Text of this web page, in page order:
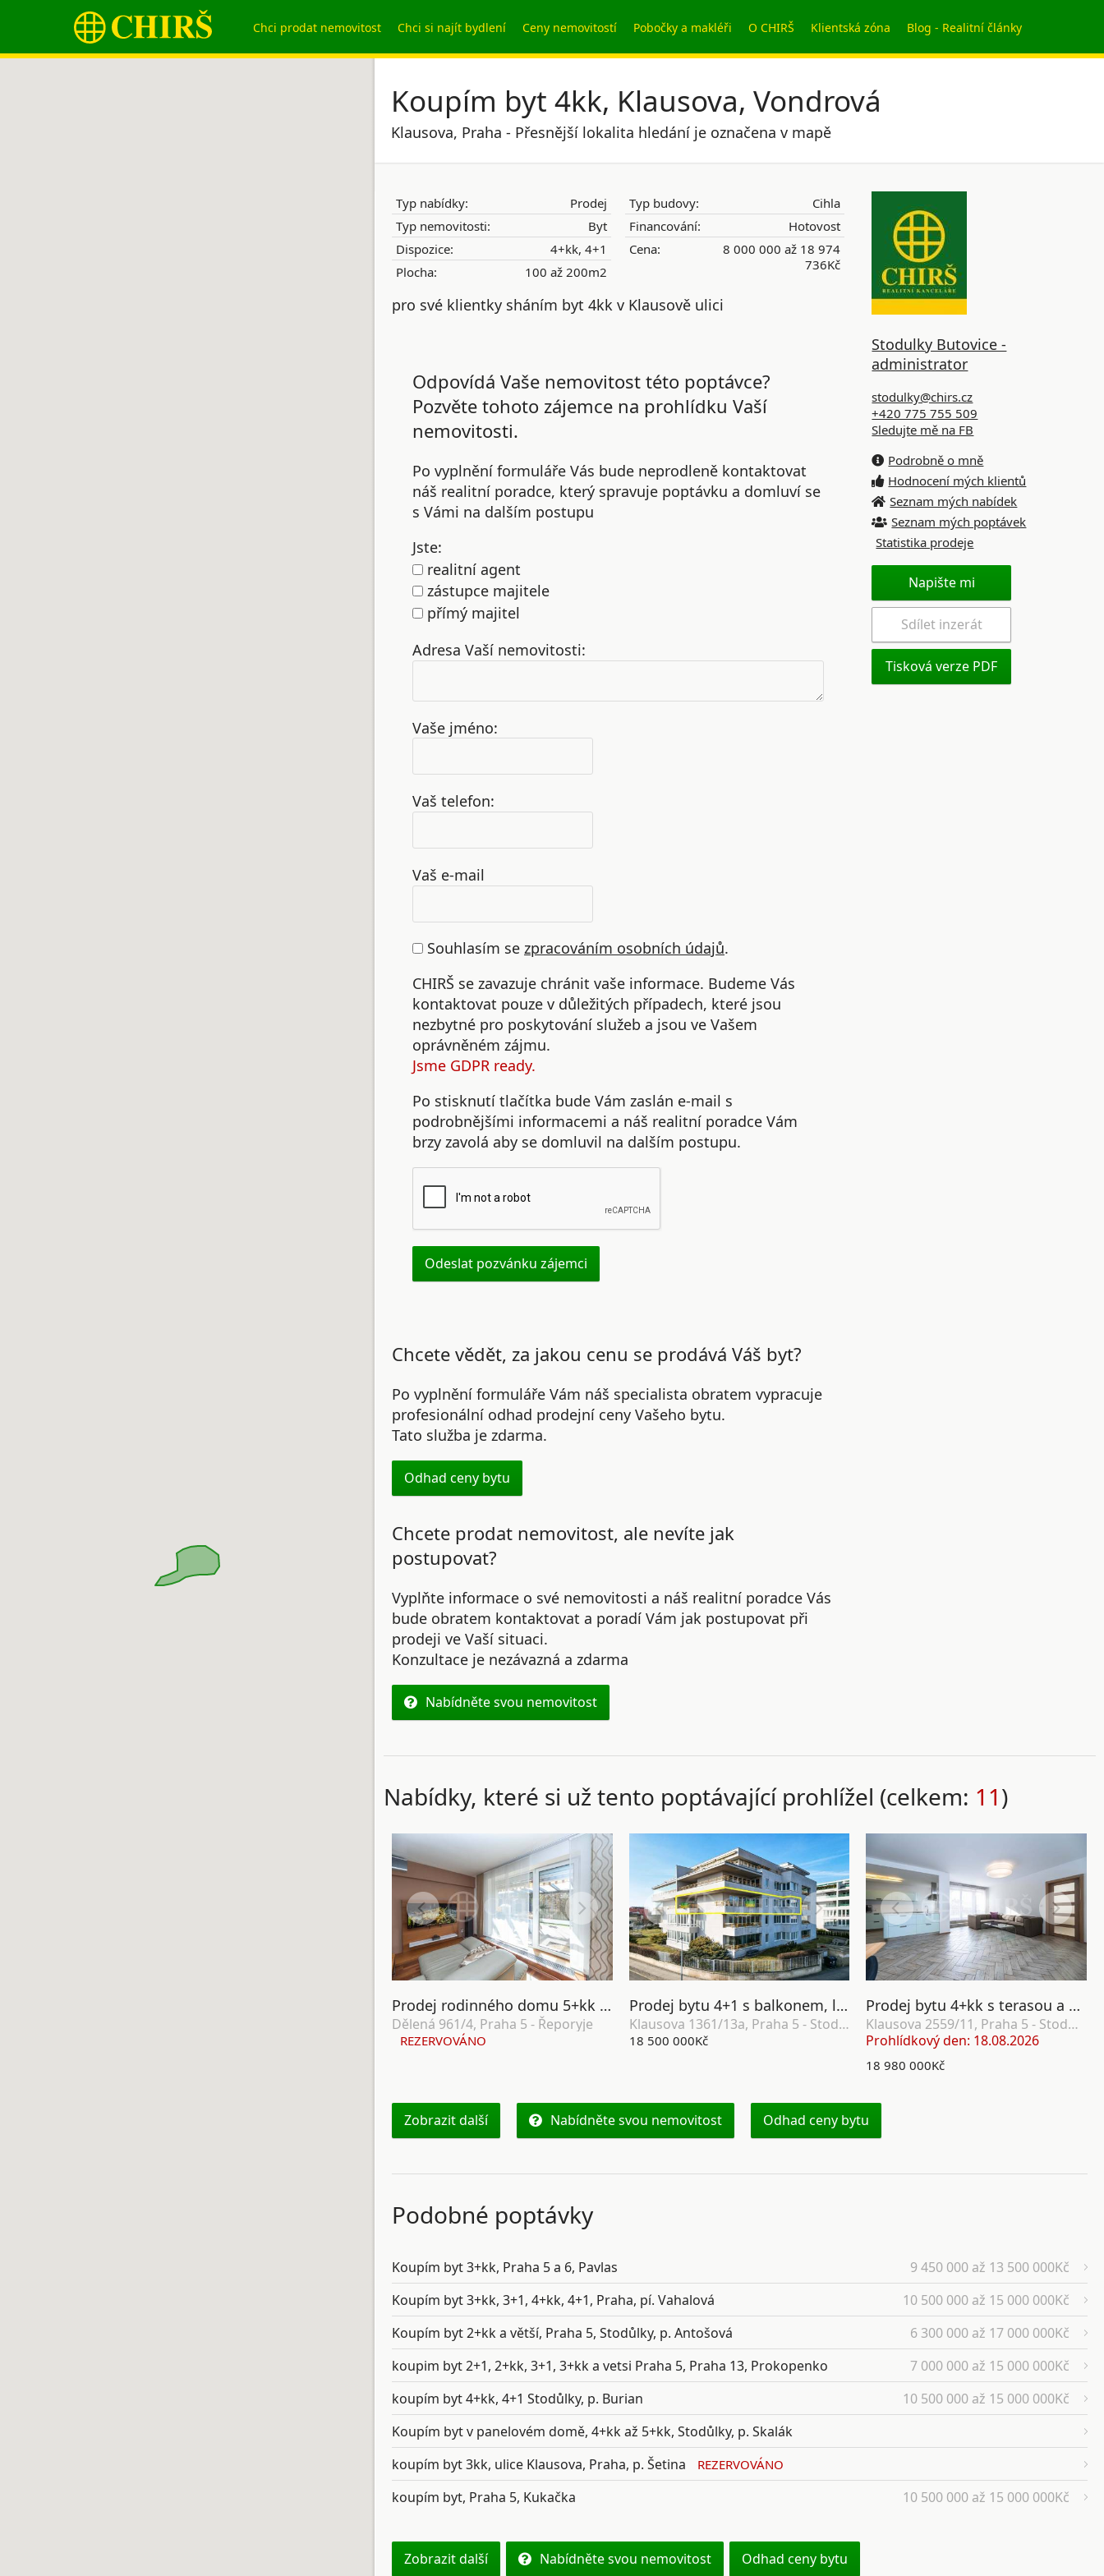
Chci prodat nemovitost Chci si najít bydlení Ceny nemovitostí Pobočky a makléři O CHIRŠ Klientská zóna Blog - Realitní články
Koupím byt 4kk, Klausova, Vondrová
Klausova, Praha - Přesnější lokalita hledání je označena v mapě
Typ nabídky:
Prodej
Typ nemovitosti:
Byt
Dispozice:
4+kk, 4+1
Plocha:
100 až 200m2
Typ budovy:
Cihla
Financování:
Hotovost
Cena:
8 000 000 až 18 974
736Kč
pro své klientky sháním byt 4kk v Klausově ulici
Odpovídá Vaše nemovitost této poptávce?
Pozvěte tohoto zájemce na prohlídku Vaší
nemovitosti.
Po vyplnění formuláře Vás bude neprodleně kontaktovat
náš realitní poradce, který spravuje poptávku a domluví se
s Vámi na dalším postupu
Jste:
realitní agent
zástupce majitele
přímý majitel
Adresa Vaší nemovitosti:
Vaše jméno:
Vaš telefon:
Vaš e-mail
Souhlasím se zpracováním osobních údajů.
CHIRŠ se zavazuje chránit vaše informace. Budeme Vás
kontaktovat pouze v důležitých případech, které jsou
nezbytné pro poskytování služeb a jsou ve Vašem
oprávněném zájmu.
Jsme GDPR ready.
Po stisknutí tlačítka bude Vám zaslán e-mail s
podrobnějšími informacemi a náš realitní poradce Vám
brzy zavolá aby se domluvil na dalším postupu.
Chcete vědět, za jakou cenu se prodává Váš byt?
Po vyplnění formuláře Vám náš specialista obratem vypracuje
profesionální odhad prodejní ceny Vašeho bytu.
Tato služba je zdarma.
Odhad ceny bytu
Chcete prodat nemovitost, ale nevíte jak
postupovat?
Vyplňte informace o své nemovitosti a náš realitní poradce Vás
bude obratem kontaktovat a poradí Vám jak postupovat při
prodeji ve Vaší situaci.
Konzultace je nezávazná a zdarma
Nabídněte svou nemovitost
Stodulky Butovice -
administrator
stodulky@chirs.cz
+420 775 755 509
Sledujte mě na FB
Podrobně o mně
Hodnocení mých klientů
Seznam mých nabídek
Seznam mých poptávek
Statistika prodeje
Napište mi
Sdílet inzerát
Tisková verze PDF
Nabídky, které si už tento poptávající prohlížel (celkem: 11)
Prodej rodinného domu 5+kk s balkonem, garáží a zahradou, ul. Dělená 961/4, Praha 5 - Řeporyje
Dělená 961/4, Praha 5 - Řeporyje
REZERVOVÁNO
Prodej bytu 4+1 s balkonem, lodžií, sklepem a garážovými stáními, OV, 178m2, ul. Klausova 1361/13a, Praha 5 - Stodůlky
Klausova 1361/13a, Praha 5 - Stodůlky
18 500 000Kč
Prodej bytu 4+kk s terasou a uzamykatelnými garážemi, OV, 180m2, ul. Klausova 2559/11, Praha 5 - Stodůlky
Klausova 2559/11, Praha 5 - Stodůlky
Prohlídkový den: 18.08.2026
18 980 000Kč
Zobrazit další Nabídněte svou nemovitost Odhad ceny bytu
Podobné poptávky
Koupím byt 3+kk, Praha 5 a 6, Pavlas
9 450 000 až 13 500 000Kč
Koupím byt 3+kk, 3+1, 4+kk, 4+1, Praha, pí. Vahalová
10 500 000 až 15 000 000Kč
Koupím byt 2+kk a větší, Praha 5, Stodůlky, p. Antošová
6 300 000 až 17 000 000Kč
koupim byt 2+1, 2+kk, 3+1, 3+kk a vetsi Praha 5, Praha 13, Prokopenko
7 000 000 až 15 000 000Kč
koupím byt 4+kk, 4+1 Stodůlky, p. Burian
10 500 000 až 15 000 000Kč
Koupím byt v panelovém domě, 4+kk až 5+kk, Stodůlky, p. Skalák
koupím byt 3kk, ulice Klausova, Praha, p. Šetina
REZERVOVÁNO
koupím byt, Praha 5, Kukačka 10 500 000 až 15 000 000Kč
Zobrazit další Nabídněte svou nemovitost Odhad ceny bytu